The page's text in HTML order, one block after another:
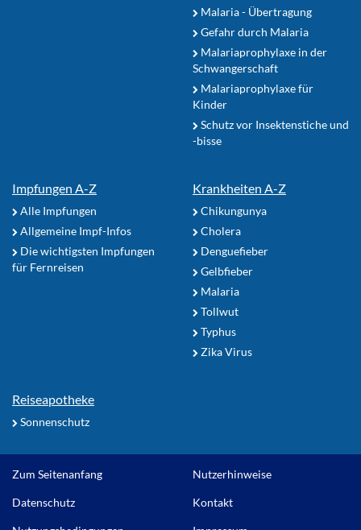
Malaria - Übertragung
Gefahr durch Malaria
Malariaprophylaxe in der
Schwangerschaft
Malariaprophylaxe für
Kinder
Schutz vor Insektenstiche und
-bisse
Impfungen A-Z
Alle Impfungen
Allgemeine Impf-Infos
Die wichtigsten Impfungen
für Fernreisen
Krankheiten A-Z
Chikungunya
Cholera
Denguefieber
Gelbfieber
Malaria
Tollwut
Typhus
Zika Virus
Reiseapotheke
Sonnenschutz
Zum Seitenanfang Nutzerhinweise
Datenschutz Kontakt